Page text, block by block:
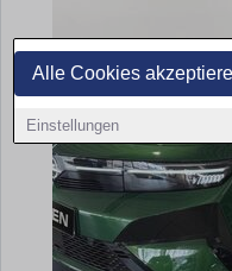
Alle Cookies
Einstellungen